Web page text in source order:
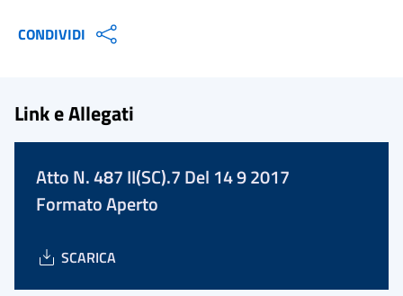
CONDIVIDI
Link e Allegati
Atto N. 487 II(SC).7 Del 14 9 2017
Formato Aperto
SCARICA